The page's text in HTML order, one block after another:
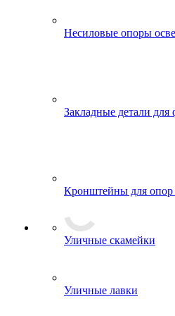
Несиловые опоры
Закладные детали для
Кронштейны для опор
Уличные скамейки
Уличные лавки